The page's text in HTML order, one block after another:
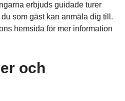
erbjuds guidade turer
som gäst kan anmäla dig till.
hemsida för mer information
och